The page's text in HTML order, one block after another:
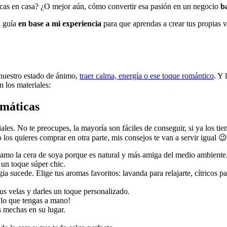
en casa? ¿O mejor aún, cómo convertir esa pasión en un negocio
guía en base a mi experiencia para que aprendas a crear tus propias
estado de ánimo, traer calma, energía o ese toque romántico. Y
los materiales:
No te preocupes, la mayoría son fáciles de conseguir, si ya los
quieres comprar en otra parte, mis consejos te van a servir igual 😉
la cera de soya porque es natural y más amiga del medio
toque súper chic.
sucede. Elige tus aromas favoritos: lavanda para relajarte, cítricos
velas y darles un toque personalizado.
que tengas a mano!
mechas en su lugar.